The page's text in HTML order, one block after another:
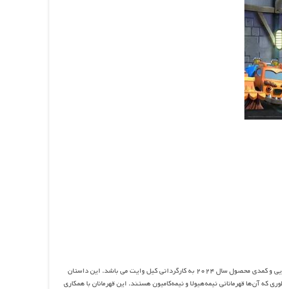
چرخ‌های هیولایی قدرتمند، نام فیلمی اکشن، ماجراجویی و کمدی محصول سال ۲۰۲۴ به کارگردانی کیل وایت می باشد. این داستان
آن‌ها قهرمانانی نیمه‌هیولا و نیمه‌کامیون هستند. این قهرمانان با همکاری